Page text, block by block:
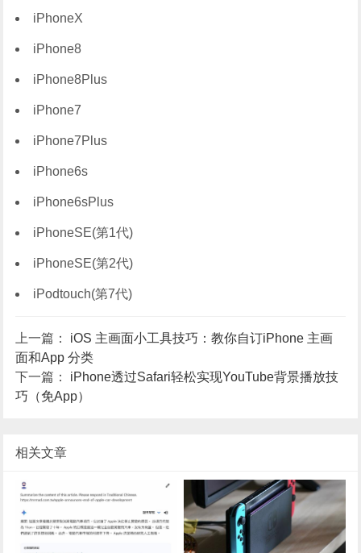
iPhoneX
iPhone8
iPhone8Plus
iPhone7
iPhone7Plus
iPhone6s
iPhone6sPlus
iPhoneSE(第1代)
iPhoneSE(第2代)
iPodtouch(第7代)
上一篇： iOS 主画面小工具技巧：教你自订iPhone 主画
面和App 分类
下一篇： iPhone透过Safari轻松实现YouTube背景播放技
巧（免App）
相关文章